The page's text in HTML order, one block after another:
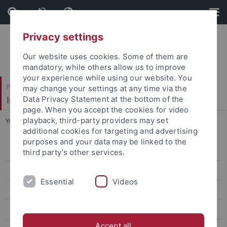
Skip
to
content
Skip
to
footer
Philosophische Fakultät
Institut für Medienwissenschaft
You are here: Startseite ... Filmprojekte
AniVision
Veranstaltungen
Privacy settings
Our website uses cookies. Some of them are
mandatory, while others allow us to improve
your experience while using our website. You
may change your settings at any time via the
Data Privacy Statement at the bottom of the
page. When you accept the cookies for video
playback, third-party providers may set
additional cookies for targeting and advertising
purposes and your data may be linked to the
third party’s other services.
Essential Videos